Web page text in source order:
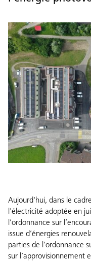
Aujourd'hui, dans le
l'électricité adoptée en
l’ordonnance sur
issue d’énergies
parties de l'ordonnance
sur l’approvisionnement